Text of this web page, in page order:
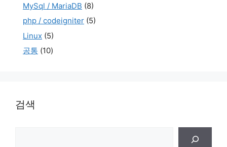
MySql / MariaDB (8)
php / codeigniter (5)
Linux (5)
공통 (10)
검색